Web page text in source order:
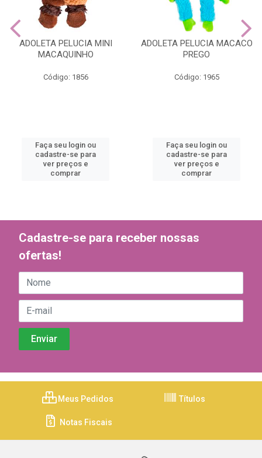
ADOLETA PELUCIA MINI
MACAQUINHO
Código: 1856
Faça seu login ou
cadastre-se para
ver preços e
comprar
ADOLETA PELUCIA MACACO
PREGO
Código: 1965
Faça seu login ou
cadastre-se para
ver preços e
comprar
Cadastre-se para receber nossas
ofertas!
Meus Pedidos Títulos
Notas Fiscais